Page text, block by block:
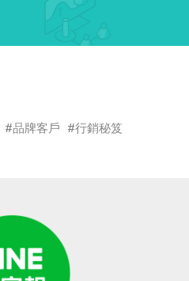
品牌客戶 行銷秘笈